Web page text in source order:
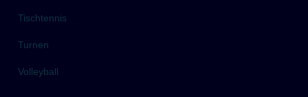
Tischtennis
Turnen
Volleyball